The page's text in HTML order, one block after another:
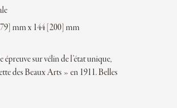
mm x 144 [200] mm
épreuve sur vélin de l’état unique,
des Beaux Arts » en 1911. Belles